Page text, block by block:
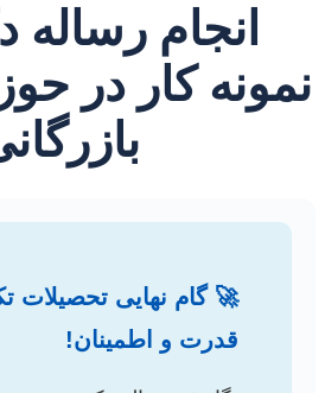
انجام رساله
نمونه کار در
🚀 گام نهایی تحصیلات
قدرت و اطمینان!